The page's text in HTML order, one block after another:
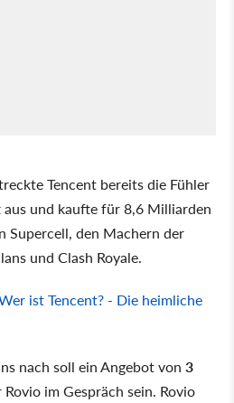
Tencent bereits die Fühler
und kaufte für 8,6 Milliarden
Supercell, den Machern der
und Clash Royale.
ist Tencent? - Die heimliche
nach soll ein Angebot von 3
im Gespräch sein. Rovio